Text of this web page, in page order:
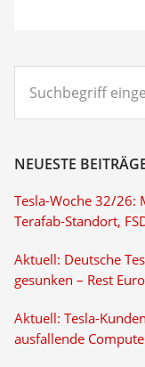
eingeben...
NEUESTE
Tesla-Woche 32/26:
Terafab-Standort,
Aktuell: Deutsche
gesunken – Rest
Aktuell: Tesla-
ausfallende